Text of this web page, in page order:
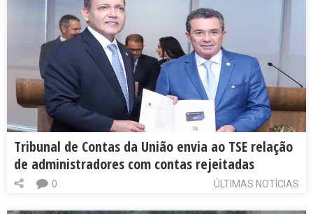
Tribunal de Contas da União envia ao TSE relação
de administradores com contas rejeitadas
ÚLTIMAS NOTÍCIAS
0